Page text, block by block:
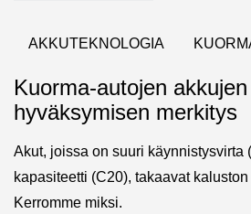
AKKUTEKNOLOGIA
Kuorma-autojen
hyväksymisen merkitys
Akut, joissa on suuri käynnistysvirta
kapasiteetti (C20), takaavat
Kerromme miksi.